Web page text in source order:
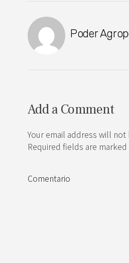
Poder
Add a Comment
Your email address will
Required fields are marked
Comentario